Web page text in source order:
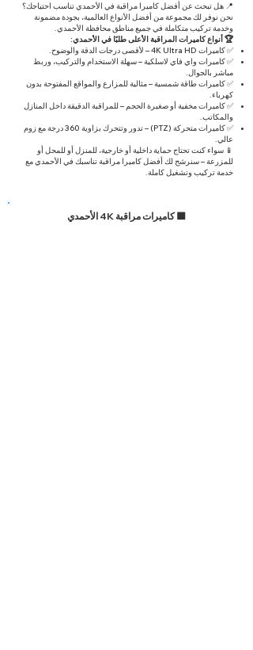
📍 هل تبحث عن أفضل كاميرا مراقبة في الأحمدي تناسب احتياجك؟
نحن نوفر لك مجموعة من أفضل الأنواع العالمية، بجودة مضمونة
وخدمة تركيب متكاملة في جميع مناطق محافظة الأحمدي.
🏆 أنواع كاميرات المراقبة الأعلى طلبًا في الأحمدي:
✅ كاميرات 4K Ultra HD – لأقصى درجات الدقة والوضوح.
✅ كاميرات واي فاي لاسلكية – سهلة الاستخدام والتركيب، وربط
مباشر بالجوال.
✅ كاميرات طاقة شمسية – مثالية للمزارع والمواقع المفتوحة بدون
كهرباء.
✅ كاميرات مخفية أو صغيرة الحجم – للمراقبة الدقيقة داخل المنازل
والمكاتب.
✅ كاميرات متحركة (PTZ) – تدور وتتحرك بزاوية 360 درجة مع زوم
عالي.
📱 سواء كنت تحتاج حماية داخلية أو خارجية، للمنزل أو للمحل أو
للمزرعة – سنرشح لك أفضل كاميرا مراقبة تناسبك في الأحمدي مع
خدمة تركيب وتشغيل كاملة.
🟦 كاميرات مراقبة 4K الأحمدي